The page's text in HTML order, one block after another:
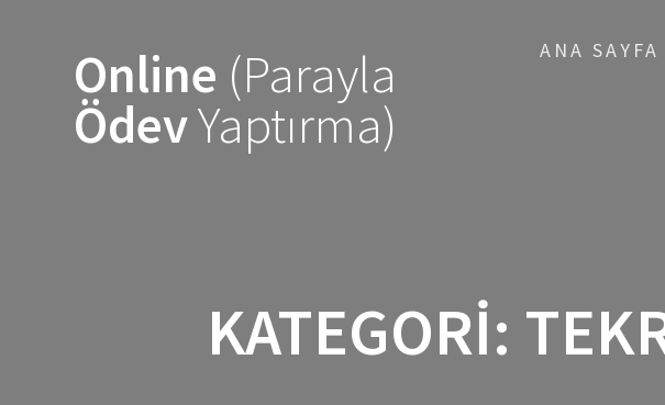
Online (Parayla
ÖdevYaptırma)
ANA SAYFA
KATEGORI: